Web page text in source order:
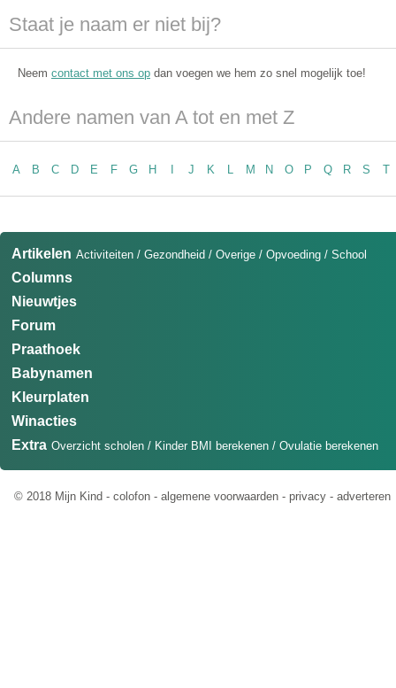
Staat je naam er niet bij?
Neem contact met ons op dan voegen we hem zo snel mogelijk toe!
Andere namen van A tot en met Z
A B C D E F G H J K L M N O P Q R S T
Artikelen Activiteiten / Gezondheid / Overige / Opvoeding / School
Columns
Nieuwtjes
Forum
Praathoek
Babynamen
Kleurplaten
Winacties
Extra Overzicht scholen / Kinder BMI berekenen / Ovulatie berekenen
© 2018 Mijn Kind - colofon - algemene voorwaarden - privacy - adverteren